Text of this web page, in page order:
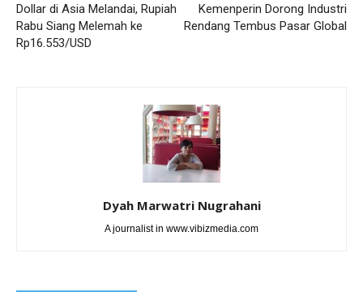
Dollar di Asia Melandai, Rupiah
Rabu Siang Melemah ke
Rp16.553/USD
Kemenperin Dorong Industri
Rendang Tembus Pasar Global
Dyah Marwatri Nugrahani
A journalist in www.vibizmedia.com